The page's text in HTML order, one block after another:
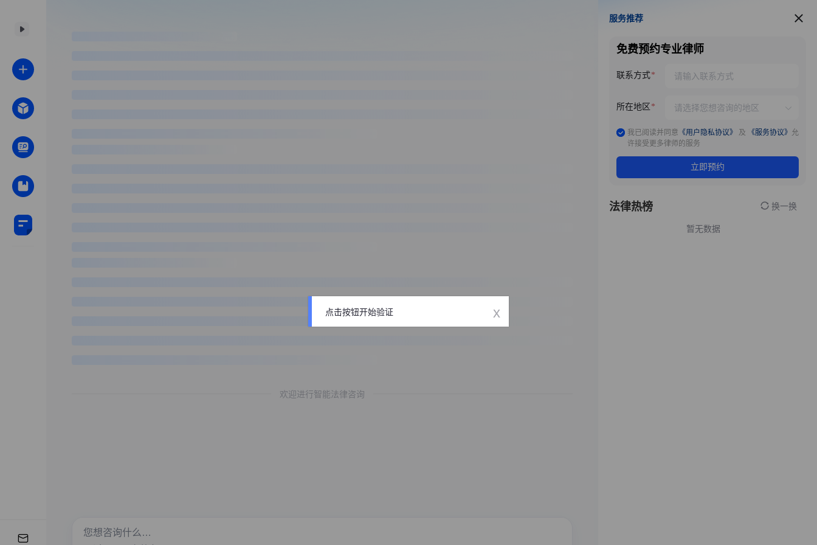
欢迎进行智能法律咨询
服务推荐
服务推荐
免费预约专业律师
联系方式
所在地区
我已阅读并同意 《用户隐私协议》 及 《服务协议》 允
许接受更多律师的服务
立即预约
法律热榜 换一换
暂无数据
点击按钮开始验证 x